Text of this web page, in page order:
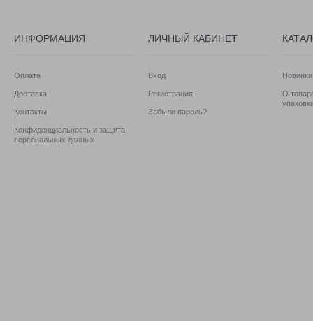
ИНФОРМАЦИЯ
Оплата
Доставка
Контакты
Конфиденциальность и защита
персональных данных
ЛИЧНЫЙ КАБИНЕТ
Вход
Регистрация
Забыли пароль?
Новинки
О